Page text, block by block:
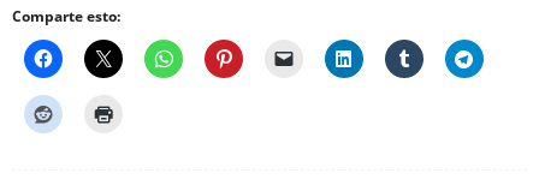
Comparte esto: